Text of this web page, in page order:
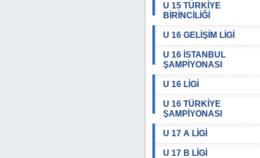
U 15 TÜRKİYE
BİRİNCİLİĞİ
U 16 GELİŞİM LİGİ
U 16 İSTANBUL
ŞAMPİYONASI
U 16 LİGİ
U 16 TÜRKİYE
ŞAMPİYONASI
U 17 A LİGİ
U 17 B LİGİ